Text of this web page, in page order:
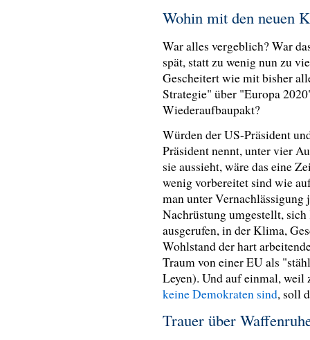
Wohin mit den neuen
War alles vergeblich? War
spät, statt zu wenig nun zu
Gescheitert wie mit bisher
Strategie" über "Europa
Wiederaufbaupakt?
Würden der US-Präsident
Präsident nennt, unter vier
sie aussieht, wäre das eine
wenig vorbereitet sind wie
man unter Vernachlässigung
Nachrüstung umgestellt,
ausgerufen, in der Klima,
Wohlstand der hart
Traum von einer EU als
Leyen). Und auf einmal, weil
keine Demokraten sind, soll
Trauer über